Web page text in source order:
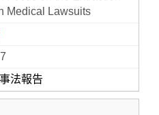
Medical Lawsuits
法報告